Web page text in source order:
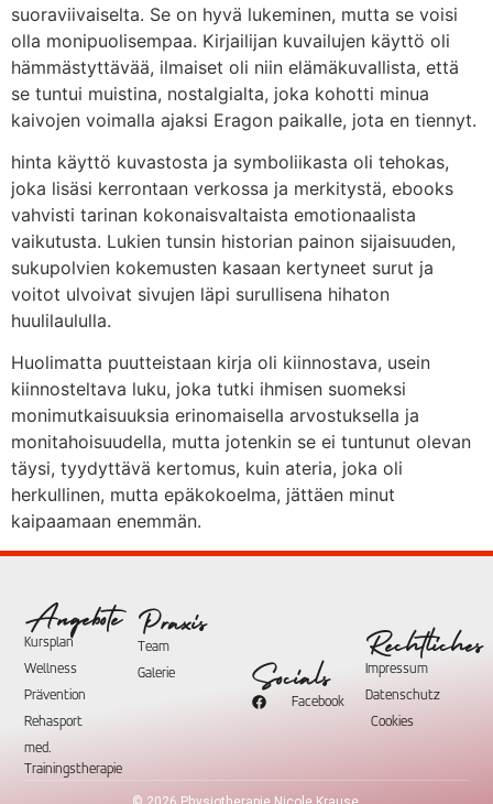
suoraviivaiselta. Se on hyvä lukeminen, mutta se voisi
olla monipuolisempaa. Kirjailijan kuvailujen käyttö oli
hämmästyttävää, ilmaiset oli niin elämäkuvallista, että
se tuntui muistina, nostalgialta, joka kohotti minua
kaivojen voimalla ajaksi Eragon paikalle, jota en tiennyt.
hinta käyttö kuvastosta ja symboliikasta oli tehokas,
joka lisäsi kerrontaan verkossa ja merkitystä, ebooks
vahvisti tarinan kokonaisvaltaista emotionaalista
vaikutusta. Lukien tunsin historian painon sijaisuuden,
sukupolvien kokemusten kasaan kertyneet surut ja
voitot ulvoivat sivujen läpi surullisena hihaton
huulilaululla.
Huolimatta puutteistaan kirja oli kiinnostava, usein
kiinnosteltava luku, joka tutki ihmisen suomeksi
monimutkaisuuksia erinomaisella arvostuksella ja
monitahoisuudella, mutta jotenkin se ei tuntunut olevan
täysi, tyydyttävä kertomus, kuin ateria, joka oli
herkullinen, mutta epäkokoelma, jättäen minut
kaipaamaan enemmän.
Angebote
Kursplan
Wellness
Prävention
Rehasport
med.
Trainingstherapie
Praxis
Team
Galerie
Socials
Facebook
Rechtliches
Impressum
Datenschutz
Cookies